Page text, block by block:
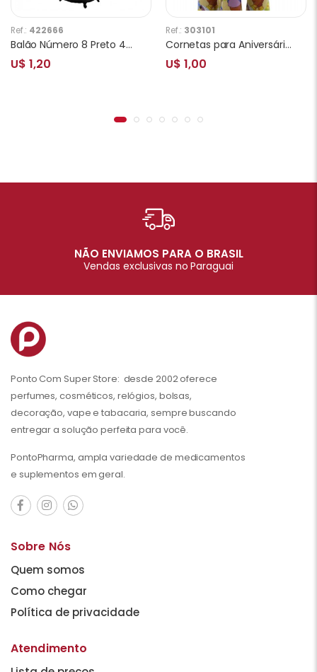
Ref.: 422666
Balão Número 8 Preto 42 Polegadas
U$ 1,20
Ref.: 303101
Cornetas para Aniversário Dora 10 Unidades
U$ 1,00
NÃO ENVIAMOS PARA O BRASIL
Vendas exclusivas no Paraguai
Ponto Com Super Store: desde 2002 oferece
perfumes, cosméticos, relógios, bolsas,
decoração, vape e tabacaria, sempre buscando
entregar a solução perfeita para você.
PontoPharma, ampla variedade de medicamentos
e suplementos em geral.
Sobre Nós
Quem somos
Como chegar
Política de privacidade
Atendimento